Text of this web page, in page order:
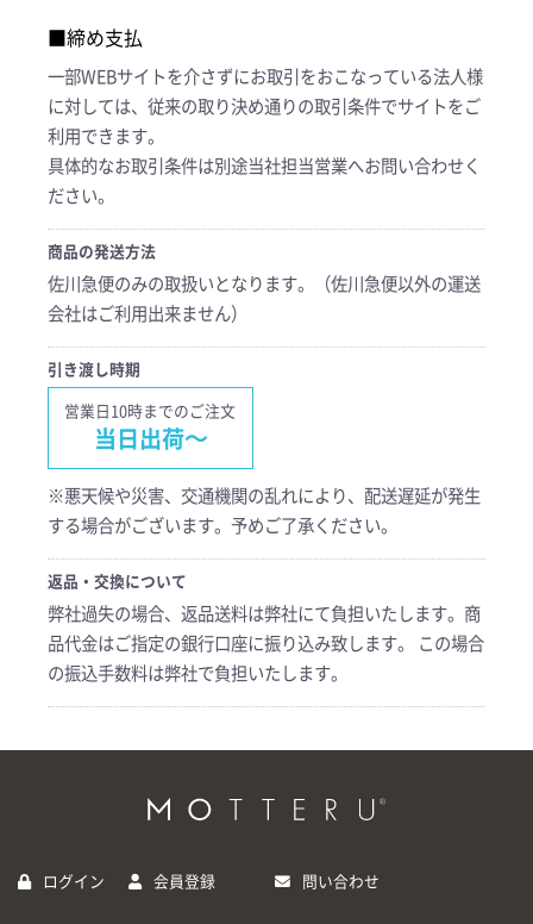
■締め支払
一部WEBサイトを介さずにお取引をおこなっている法人様
に対しては、従来の取り決め通りの取引条件でサイトをご
利用できます。
具体的なお取引条件は別途当社担当営業へお問い合わせく
ださい。
商品の発送方法
佐川急便のみの取扱いとなります。（佐川急便以外の運送
会社はご利用出来ません）
引き渡し時期
営業日10時までのご注文
当日出荷～
※悪天候や災害、交通機関の乱れにより、配送遅延が発生
する場合がございます。予めご了承ください。
返品・交換について
弊社過失の場合、返品送料は弊社にて負担いたします。商
品代金はご指定の銀行口座に振り込み致します。 この場合
の振込手数料は弊社で負担いたします。
ログイン 会員登録 問い合わせ